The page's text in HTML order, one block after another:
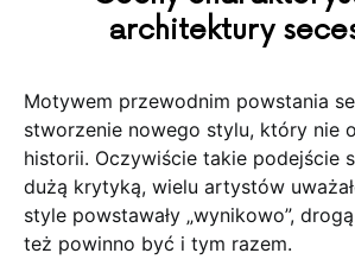
architektury
Motywem przewodnim powstania
stworzenie nowego stylu, który nie
historii. Oczywiście takie podejście
dużą krytyką, wielu artystów
style powstawały „wynikowo”,
też powinno być i tym razem.